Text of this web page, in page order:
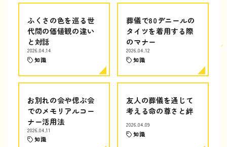
ふくさの色を巡る世
代間の価値観の違い
と対話
2026.04.14
知識
葬儀で80デニールの
タイツを着用する際
のマナー
2026.04.12
知識
お別れの会や偲ぶ会
でのメモリアルコー
ナー活用法
2026.04.11
知識
友人の葬儀を通じて
考える命の尊さと絆
2026.04.09
知識